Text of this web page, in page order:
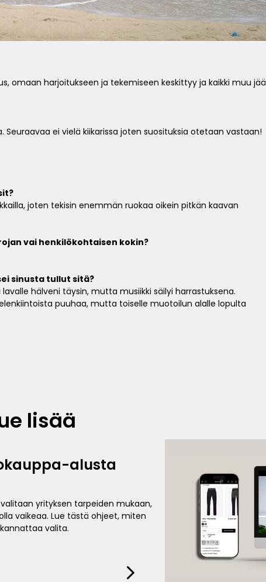
omaan harjoitukseen ja tekemiseen keskittyy ja kaikki muu jää
Seuraavaa ei vielä kiikarissa joten suosituksia otetaan vastaan!
joten tekisin enemmän ruokaa oikein pitkän kaavan
vai henkilökohtaisen kokin?
sinusta tullut sitä?
hälveni täysin, mutta musiikki säilyi harrastuksena.
puuhaa, mutta toiselle muotoilun alalle lopulta
lisää
alusta
yrityksen tarpeiden mukaan,
vaikeaa. Lue tästä ohjeet, miten
valita.